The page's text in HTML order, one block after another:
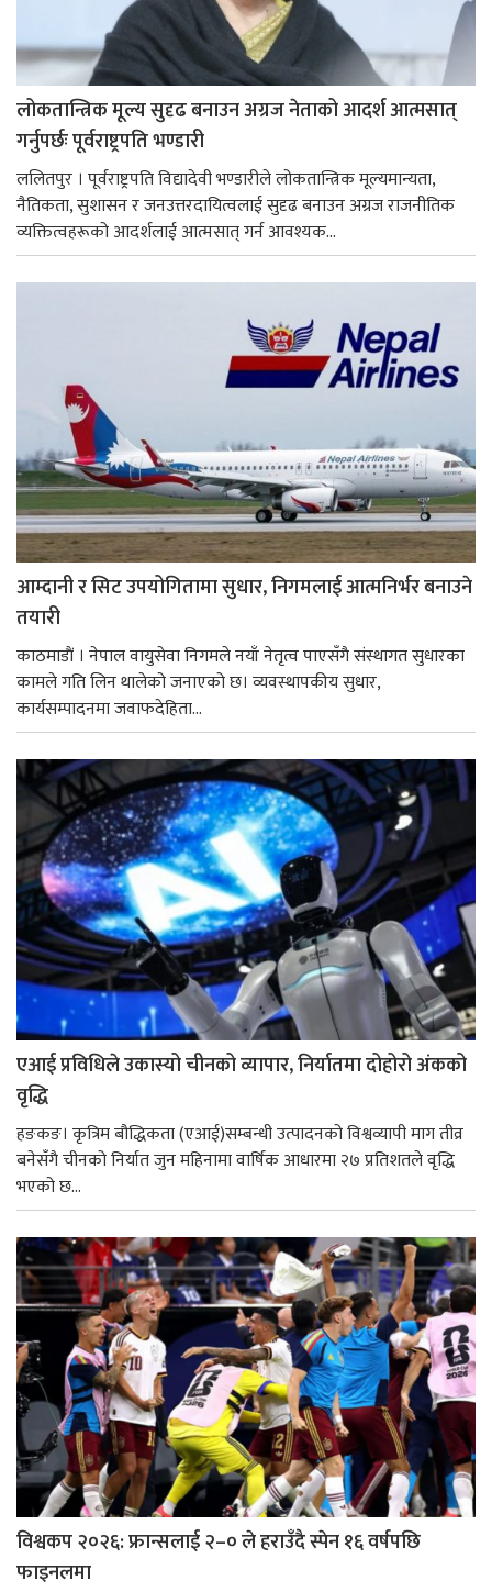
लोकतान्त्रिक मूल्य सुदृढ बनाउन अग्रज नेताको आदर्श आत्मसात्
गर्नुपर्छः पूर्वराष्ट्रपति भण्डारी
ललितपुर । पूर्वराष्ट्रपति विद्यादेवी भण्डारीले लोकतान्त्रिक मूल्यमान्यता,
नैतिकता, सुशासन र जनउत्तरदायित्वलाई सुदृढ बनाउन अग्रज राजनीतिक
व्यक्तित्वहरूको आदर्शलाई आत्मसात् गर्न आवश्यक...
आम्दानी र सिट उपयोगितामा सुधार, निगमलाई आत्मनिर्भर बनाउने
तयारी
काठमाडाैं । नेपाल वायुसेवा निगमले नयाँ नेतृत्व पाएसँगै संस्थागत सुधारका
कामले गति लिन थालेको जनाएको छ। व्यवस्थापकीय सुधार,
कार्यसम्पादनमा जवाफदेहिता...
एआई प्रविधिले उकास्यो चीनको व्यापार, निर्यातमा दोहोरो अंकको
वृद्धि
हङकङ। कृत्रिम बौद्धिकता (एआई)सम्बन्धी उत्पादनको विश्वव्यापी माग तीव्र
बनेसँगै चीनको निर्यात जुन महिनामा वार्षिक आधारमा २७ प्रतिशतले वृद्धि
भएको छ...
विश्वकप २०२६: फ्रान्सलाई २–० ले हराउँदै स्पेन १६ वर्षपछि
फाइनलमा